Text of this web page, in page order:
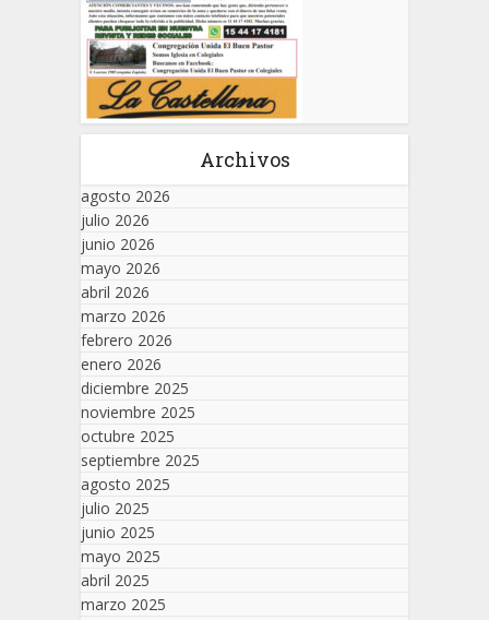
Archivos
agosto 2026
julio 2026
junio 2026
mayo 2026
abril 2026
marzo 2026
febrero 2026
enero 2026
diciembre 2025
noviembre 2025
octubre 2025
septiembre 2025
agosto 2025
julio 2025
junio 2025
mayo 2025
abril 2025
marzo 2025